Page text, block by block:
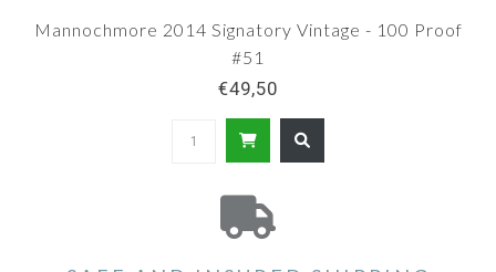
Mannochmore 2014 Signatory Vintage - 100 Proof
#51
€49,50